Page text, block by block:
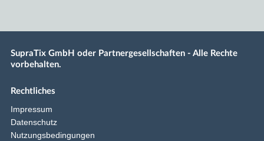
SupraTix GmbH oder Partnergesellschaften - Alle Rechte
vorbehalten.
Rechtliches
Impressum
Datenschutz
Nutzungsbedingungen